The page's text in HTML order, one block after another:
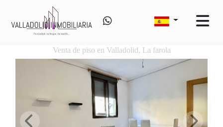
Venta de piso en Valladolid, La farola